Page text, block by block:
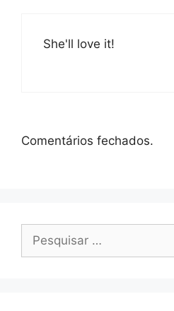
She'll love it!
Comentários fechados.
Pesquisar